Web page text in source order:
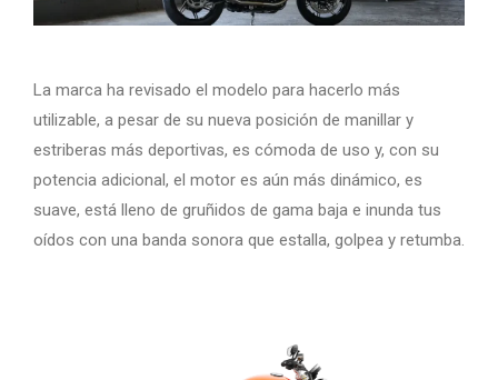
La marca ha revisado el modelo para hacerlo más
utilizable, a pesar de su nueva posición de manillar y
estriberas más deportivas, es cómoda de uso y, con su
potencia adicional, el motor es aún más dinámico, es
suave, está lleno de gruñidos de gama baja e inunda tus
oídos con una banda sonora que estalla, golpea y retumba.